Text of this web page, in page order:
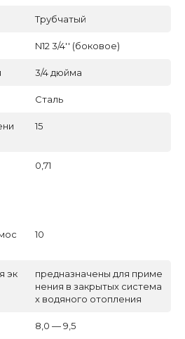
Трубчатый
N12 3/4'' (боковое)
3/4 дюйма
Сталь
15
0,71
10
эк
предназначены для приме
нения в закрытых система
х водяного отопления
8,0 — 9,5